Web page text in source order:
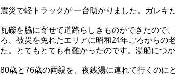
震災で軽トラックが 一台助かりました。ガレキ
瓦礫を脇に寄せて道路らしきものができたので
ろ、被災を免れたエリアに昭和24年ごろからの
た。とてもとても有難かったのです。湯船につ
80歳と76歳の両親を、夜銭湯に連れて行くのに